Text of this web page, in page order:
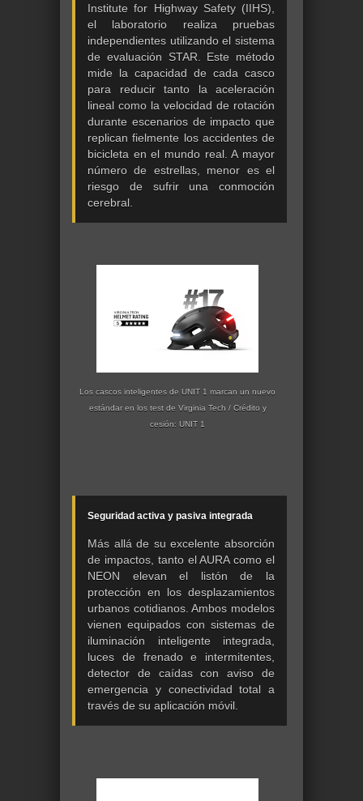
Institute for Highway Safety (IIHS),
el laboratorio realiza pruebas
independientes utilizando el sistema
de evaluación STAR. Este método
mide la capacidad de cada casco
para reducir tanto la aceleración
lineal como la velocidad de rotación
durante escenarios de impacto que
replican fielmente los accidentes de
bicicleta en el mundo real. A mayor
número de estrellas, menor es el
riesgo de sufrir una conmoción
cerebral.
Los cascos inteligentes de UNIT 1 marcan un nuevo
estándar en los test de Virginia Tech / Crédito y
cesión: UNIT 1
Seguridad activa y pasiva integrada
Más allá de su excelente absorción
de impactos, tanto el AURA como el
NEON elevan el listón de la
protección en los desplazamientos
urbanos cotidianos. Ambos modelos
vienen equipados con sistemas de
iluminación inteligente integrada,
luces de frenado e intermitentes,
detector de caídas con aviso de
emergencia y conectividad total a
través de su aplicación móvil.